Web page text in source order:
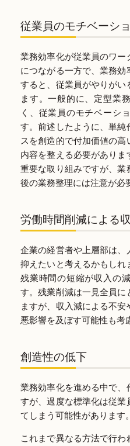
従業員のモチベーシ
業務効率化が従業員のワ
につながる一方で、業務
すると、従業員がやりがい
ます。一般的に、定型業
く、従業員のモチベーシ
す。前述したように、単純
スを創造的で付加価値の
内容を整える必要があり
重要な取り組みですが、業
後の業務整理には注意が必
労働時間削減による
企業の経営者や上層部は、
抑えたいと考えるかもしれ
残業時間の短縮が収入の
す。残業削減は一見全員に
ますが、収入減による不
悪影響を及ぼす可能性も考
創造性の低下
業務効率化を進める中で
すが、過度な標準化は従業
てしまう可能性があります。
これまで異なる方法で行わ